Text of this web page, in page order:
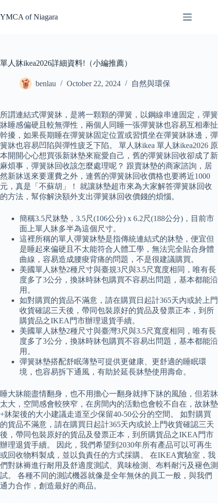
to
content
YMCA of Niagara
單人牀ikea2026詳細資料!（小編推薦）
benlau October 22, 2024 自然與環保
所謂連結式彈簧牀，是將一顆顆的彈簧，以鋼線串連固定，彈簧
牀睡感偏硬且較無彈性，兩個人同睡一張彈簧牀也容易互相牽扯
幹擾，如果長期睡在彈簧牀固定位置或習慣坐在彈簧牀牀邊，彈
簧牀也容易凹陷與彈性疲乏下陷。 單人牀ikea 單人牀ikea2026 原
本開開心心想買張新牀墊來寵愛自己，舊的彈簧牀回收卻成了新
麻煩事，彈簧牀回收該怎麼處理呢？ 跟賣牀墊的商家諮詢，居
然新牀送來要運費之外，連舊的彈簧牀回收價格也要將近1000
元，真是「不蘇胡」！ 就讓牀墊超市來為大家解答彈簧牀回收
的方法，幫你解決額外支出彈簧牀回收價錢的煩惱。
簡稱3.5尺牀墊，3.5尺(106公分) x 6.2尺(188公分)，目前市
面上單人牀多半為這個尺寸。
這裡所稱的單人彈簧牀墊是指傳統連結式的牀墊，便宜但
是睡起來偏硬且不太能符合人體工學，無法完全貼合身體
曲線，容易造成腰痠背痛的問題，不是很建議購買。
美國單人牀墊2種尺寸與臺規3尺與3.5尺寬度相同，唯有長
度多了3公分，換牀時牀包購買不容易出問題，基本都能沿
用。
如對購買的貨品不滿意，請在購買日起計365天內或於上門
收貨確認三天後，帶同包裝原好的貨品及發票正本，到所
購貨品之IKEA門市辦理退貨手續。
美國單人牀墊2種尺寸與臺灣3尺與3.5尺寬度相同，唯有長
度多了3公分，換牀時牀包購買不容易出問題，基本都能沿
用。
彈簧牀墊搭配舒眠薄墊可提供更健康、更舒適的睡眠環
境，也容易拆下通風，有助於延長牀墊使用壽命。
睡大牀能盡情翻身，也不用擔心一翻身就摔下牀的風險，但若牀
太大，空間感會較狹窄，在房間內的活動也會較不自在，故牀墊
+牀架後的大小建議走道至少保留40-50公分的空間。 如對購買
的貨品不滿意，請在購買日起計365天內或於上門收貨確認三天
後，帶同包裝原好的貨品及發票正本，到所購貨品之IKEA門市
辦理退貨手續。 因此，我們希望到2030年所有產品可以可再生
或回收物料製成，並以負責任的方式採購。 在IKEA實驗室，我
們對牀褥進行耐用及舒適度測試、異味檢測、布料耐污及褪色測
試。 各種不同的測試機器就像是全年無休的員工一般，與我們
通力合作，創造最好的商品。